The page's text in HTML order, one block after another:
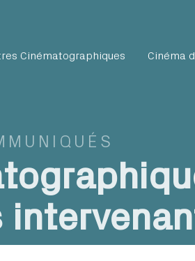
Cinématographiques Cinéma